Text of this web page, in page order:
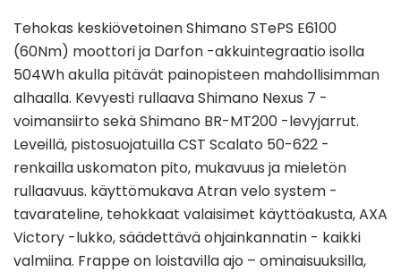
Tehokas keskiövetoinen Shimano STePS E6100
(60Nm) moottori ja Darfon -akkuintegraatio isolla
504Wh akulla pitävät painopisteen mahdollisimman
alhaalla. Kevyesti rullaava Shimano Nexus 7 -
voimansiirto sekä Shimano BR-MT200 -levyjarrut.
Leveillä, pistosuojatuilla CST Scalato 50-622 -
renkailla uskomaton pito, mukavuus ja mieletön
rullaavuus. käyttömukava Atran velo system -
tavarateline, tehokkaat valaisimet käyttöakusta, AXA
Victory -lukko, säädettävä ohjainkannatin - kaikki
valmiina. Frappe on loistavilla ajo – ominaisuuksilla,